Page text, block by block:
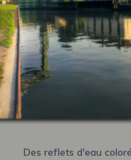
Des reflets d'eau